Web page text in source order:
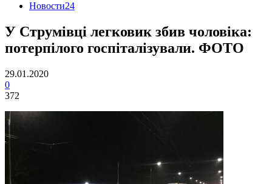
Новости24
У Струмівці легковик збив чоловіка:
потерпілого госпіталізували. ФОТО
29.01.2020
0
372